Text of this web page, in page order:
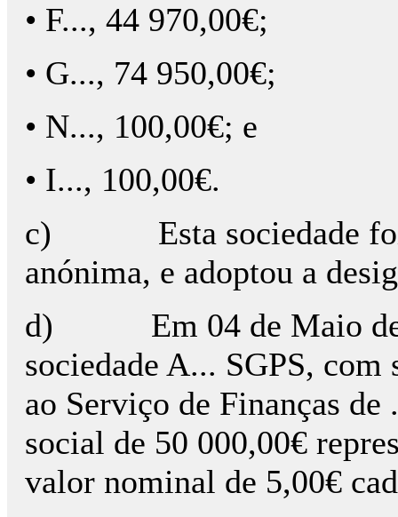
• F..., 44 970,00€;
• G..., 74 950,00€;
• N..., 100,00€; e
• I..., 100,00€.
c) Esta sociedade foi
anónima, e adoptou a
d) Em 04 de Maio de
sociedade A... SGPS, com
ao Serviço de Finanças
social de 50 000,00€
valor nominal de 5,00€